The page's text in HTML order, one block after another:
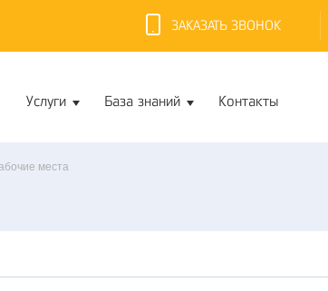
ЗАКАЗАТЬ ЗВОНОК
Услуги База знаний Контакты
места